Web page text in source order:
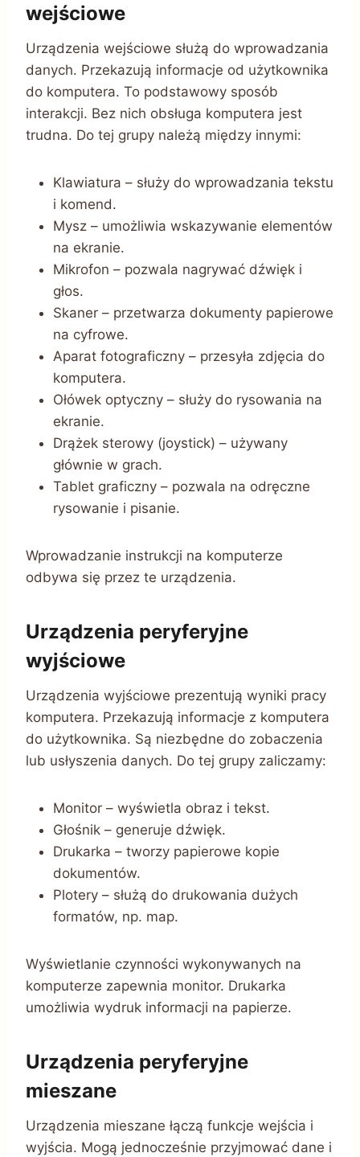
wejściowe
Urządzenia wejściowe służą do wprowadzania
danych. Przekazują informacje od użytkownika
do komputera. To podstawowy sposób
interakcji. Bez nich obsługa komputera jest
trudna. Do tej grupy należą między innymi:
Klawiatura – służy do wprowadzania tekstu
i komend.
Mysz – umożliwia wskazywanie elementów
na ekranie.
Mikrofon – pozwala nagrywać dźwięk i
głos.
Skaner – przetwarza dokumenty papierowe
na cyfrowe.
Aparat fotograficzny – przesyła zdjęcia do
komputera.
Ołówek optyczny – służy do rysowania na
ekranie.
Drążek sterowy (joystick) – używany
głównie w grach.
Tablet graficzny – pozwala na odręczne
rysowanie i pisanie.
Wprowadzanie instrukcji na komputerze
odbywa się przez te urządzenia.
Urządzenia peryferyjne
wyjściowe
Urządzenia wyjściowe prezentują wyniki pracy
komputera. Przekazują informacje z komputera
do użytkownika. Są niezbędne do zobaczenia
lub usłyszenia danych. Do tej grupy zaliczamy:
Monitor – wyświetla obraz i tekst.
Głośnik – generuje dźwięk.
Drukarka – tworzy papierowe kopie
dokumentów.
Plotery – służą do drukowania dużych
formatów, np. map.
Wyświetlanie czynności wykonywanych na
komputerze zapewnia monitor. Drukarka
umożliwia wydruk informacji na papierze.
Urządzenia peryferyjne
mieszane
Urządzenia mieszane łączą funkcje wejścia i
wyjścia. Mogą jednocześnie przyjmować dane i